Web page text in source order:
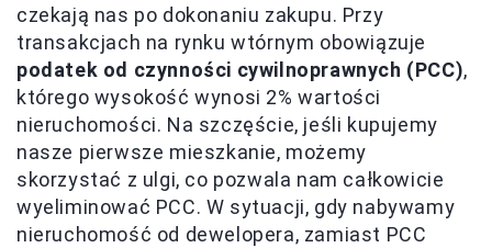
czekają nas po dokonaniu zakupu. Przy
transakcjach na rynku wtórnym obowiązuje
podatek od czynności cywilnoprawnych (PCC),
którego wysokość wynosi 2% wartości
nieruchomości. Na szczęście, jeśli kupujemy
nasze pierwsze mieszkanie, możemy
skorzystać z ulgi, co pozwala nam całkowicie
wyeliminować PCC. W sytuacji, gdy nabywamy
nieruchomość od dewelopera, zamiast PCC